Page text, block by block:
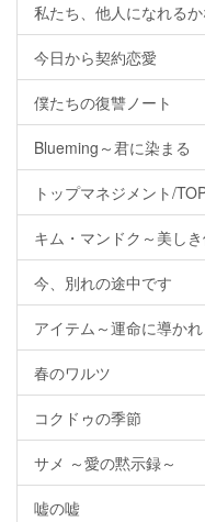
私たち、他人になれるか
今日から契約恋愛
僕たちの復讐ノート
Blueming～君に染まる
トップマネジメント/
キム・マンドク～美し
今、別れの途中です
アイテム～運命に導か
春のワルツ
コクドゥの季節
サメ ～愛の黙示録～
嘘の嘘